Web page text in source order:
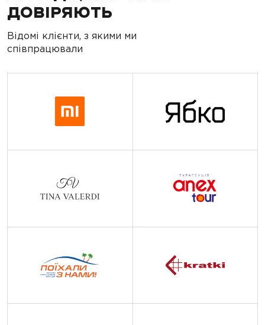
ДОВІРЯЮТЬ
Відомі клієнти, з якими ми
співпрацювали